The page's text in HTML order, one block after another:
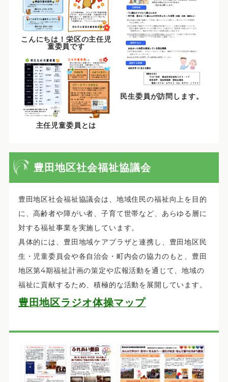
民生委員が訪問します。
こんにちは！栄区の主任児
童委員です
主任児童委員とは
豊田地区社会福祉協議会
豊田地区社会福祉協議会は、地域住民の福祉向上を目的
に、高齢者や障がい者、子育て世帯など、あらゆる層に
対する福祉事業を実施しています。
具体的には、豊田地域ケアプラザと連携し、豊田地区民
生・児童委員会や各自治会・町内会の協力のもと、豊田
地区第4期福祉計画の策定や広報活動を通じて、地域の
福祉に貢献するため、積極的な活動を展開しています。
豊田地区ラジオ体操マップ